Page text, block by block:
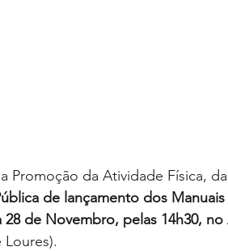
Promoção da Atividade Física,
de lançamento dos
de Novembro, pelas 14h30,